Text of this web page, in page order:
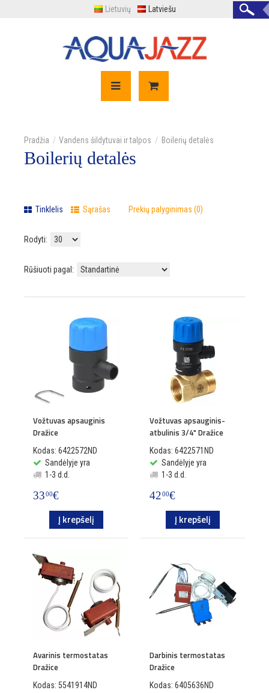
Lietuvių Latviešu
Vandens šildytuvai ir talpos Boilerių detalės
Boilerių detalės
Tinklelis Sąrašas Prekių palyginimas (0)
Rodyti:
Rūšiuoti pagal:
Vožtuvas apsauginis
Dražice
Kodas: 6422572ND
Sandėlyje yra
1-3 d.d.
3300€
Į krepšelį
Vožtuvas apsauginis-
atbulinis 3/4" Dražice
Kodas: 6422571ND
Sandėlyje yra
1-3 d.d.
4200€
Į krepšelį
Avarinis termostatas
Dražice
Kodas: 5541914ND
Darbinis termostatas
Dražice
Kodas: 6405636ND